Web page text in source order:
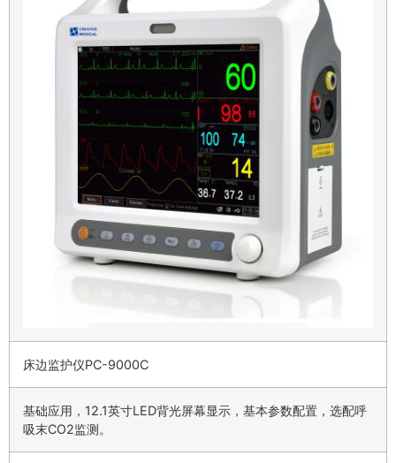
床边监护仪PC-9000C
基础应用，12.1英寸LED背光屏幕显示，基本参数配置，选配呼
吸末CO2监测。